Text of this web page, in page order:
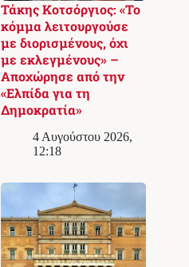
Τάκης Κοτσόργιος: «Το
κόμμα λειτουργούσε
με διορισμένους, όχι
με εκλεγμένους» –
Αποχώρησε από την
«Ελπίδα για τη
Δημοκρατία»
4 Αυγούστου 2026,
12:18